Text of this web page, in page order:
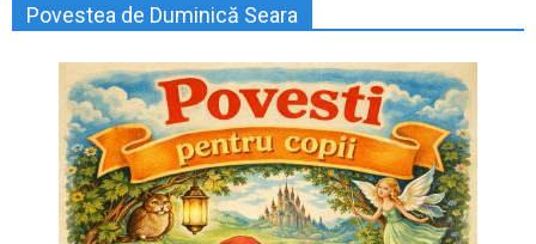
Povestea de Duminică Seara